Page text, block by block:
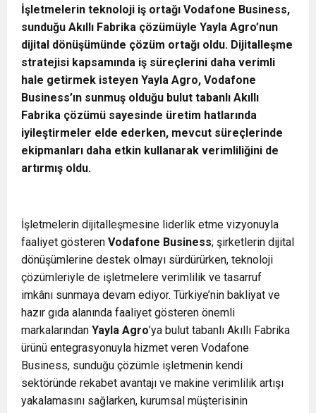
İşletmelerin teknoloji iş ortağı Vodafone Business,
sunduğu Akıllı Fabrika çözümüyle Yayla Agro’nun
dijital dönüşümünde çözüm ortağı oldu. Dijitalleşme
stratejisi kapsamında iş süreçlerini daha verimli
hale getirmek isteyen Yayla Agro, Vodafone
Business’ın sunmuş olduğu bulut tabanlı Akıllı
Fabrika çözümü sayesinde üretim hatlarında
iyileştirmeler elde ederken, mevcut süreçlerinde
ekipmanları daha etkin kullanarak verimliliğini de
artırmış oldu.
İşletmelerin dijitalleşmesine liderlik etme vizyonuyla
faaliyet gösteren Vodafone Business; şirketlerin dijital
dönüşümlerine destek olmayı sürdürürken, teknoloji
çözümleriyle de işletmelere verimlilik ve tasarruf
imkânı sunmaya devam ediyor. Türkiye’nin bakliyat ve
hazır gıda alanında faaliyet gösteren önemli
markalarından Yayla Agro’ya bulut tabanlı Akıllı Fabrika
ürünü entegrasyonuyla hizmet veren Vodafone
Business, sunduğu çözümle işletmenin kendi
sektöründe rekabet avantajı ve makine verimlilik artışı
yakalamasını sağlarken, kurumsal müşterisinin